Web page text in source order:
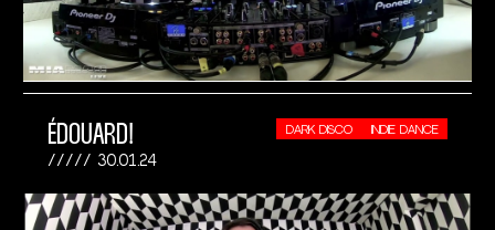
ÉDOUARD!
30.01.24
DARK DISCO INDIE DANCE